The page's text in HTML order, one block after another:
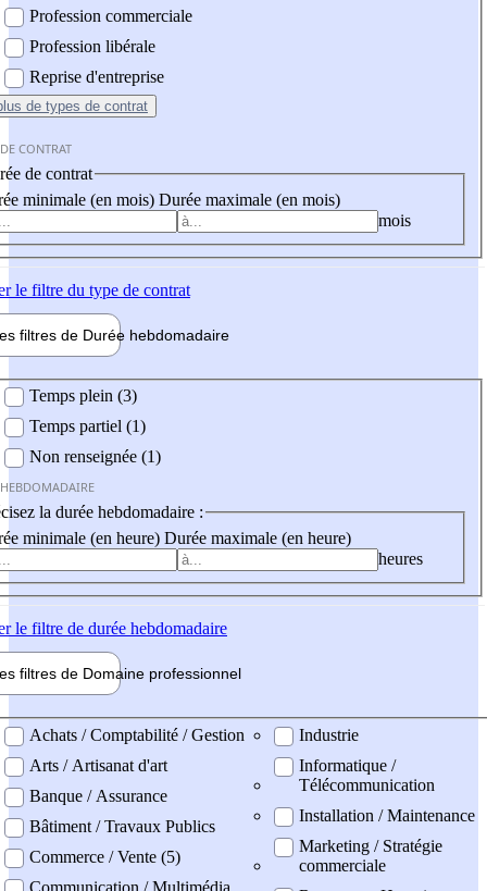
Profession commerciale
Profession libérale
Reprise d'entreprise
de types de contrat
CONTRAT
de contrat
minimale (en mois) Durée maximale (en mois)
mois
le filtre du type de contrat
filtres de Durée hebdomadaire
Temps plein (3)
Temps partiel (1)
Non renseignée (1)
la durée hebdomadaire :
minimale (en heure) Durée maximale (en heure)
heures
le filtre de durée hebdomadaire
filtres de Domaine professionnel
professionel
Achats / Comptabilité / Gestion
Arts / Artisanat d'art
Banque / Assurance
Bâtiment / Travaux Publics
Commerce / Vente (5)
Communication / Multimédia
Industrie
Informatique /
Télécommunication
Installation / Maintenance
Marketing / Stratégie
commerciale